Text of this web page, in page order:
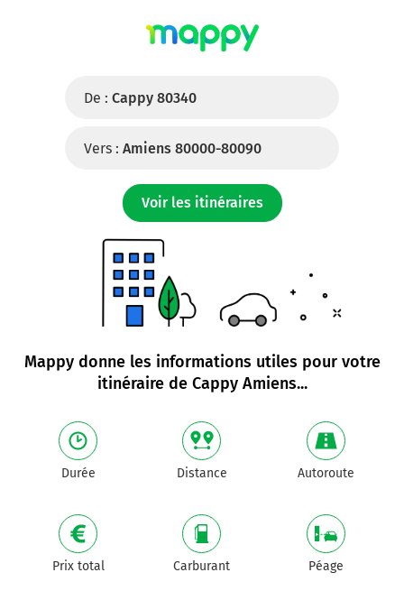
De : Cappy 80340
Vers : Amiens 80000-80090
Voir les itinéraires
Mappy donne les informations utiles pour votre
itinéraire de Cappy Amiens...
Durée Distance Autoroute
Prix total Carburant Péage